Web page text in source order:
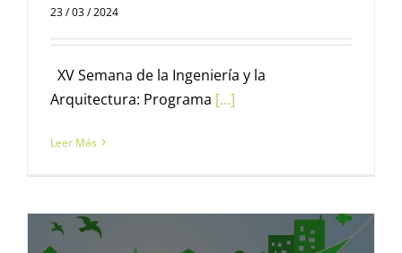
23 / 03 / 2024
XV Semana de la Ingeniería y la
Arquitectura: Programa […]
Leer Más